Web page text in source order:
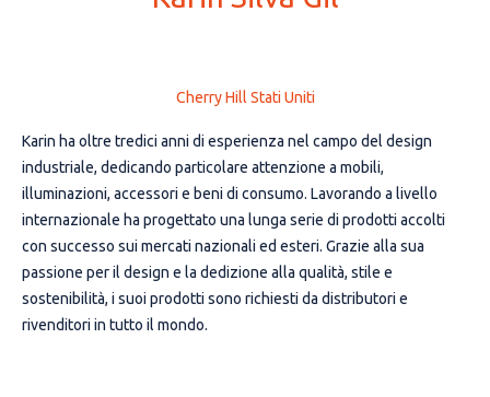
Cherry Hill Stati Uniti
Karin ha oltre tredici anni di esperienza nel campo del design
industriale, dedicando particolare attenzione a mobili,
illuminazioni, accessori e beni di consumo. Lavorando a livello
internazionale ha progettato una lunga serie di prodotti accolti
con successo sui mercati nazionali ed esteri. Grazie alla sua
passione per il design e la dedizione alla qualità, stile e
sostenibilità, i suoi prodotti sono richiesti da distributori e
rivenditori in tutto il mondo.